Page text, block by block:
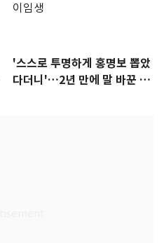
'스스로 투명하게 홍명보 뽑았
다더니'…2년 만에 말 바꾼 이